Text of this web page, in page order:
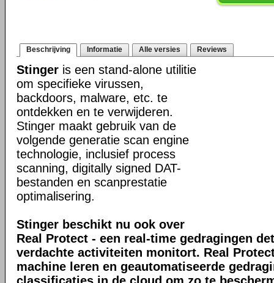
Beschrijving Informatie Alle versies Reviews
Stinger is een stand-alone utilitie
om specifieke virussen,
backdoors, malware, etc. te
ontdekken en te verwijderen.
Stinger maakt gebruik van de
volgende generatie scan engine
technologie, inclusief process
scanning, digitally signed DAT-
bestanden en scanprestatie
optimalisering.
Stinger beschikt nu ook over
Real Protect - een real-time gedragingen
verdachte activiteiten monitort. Real
machine leren en geautomatiseerde